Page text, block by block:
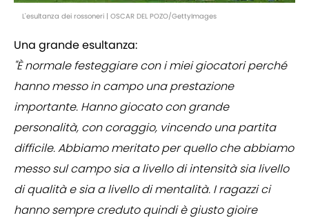
L'esultanza dei rossoneri | OSCAR DEL POZO/GettyImages
Una grande esultanza:
"È normale festeggiare con i miei giocatori perché
hanno messo in campo una prestazione
importante. Hanno giocato con grande
personalità, con coraggio, vincendo una partita
difficile. Abbiamo meritato per quello che abbiamo
messo sul campo sia a livello di intensità sia livello
di qualità e sia a livello di mentalità. I ragazzi ci
hanno sempre creduto quindi è giusto gioire